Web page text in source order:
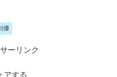
優
ーリンク
アする